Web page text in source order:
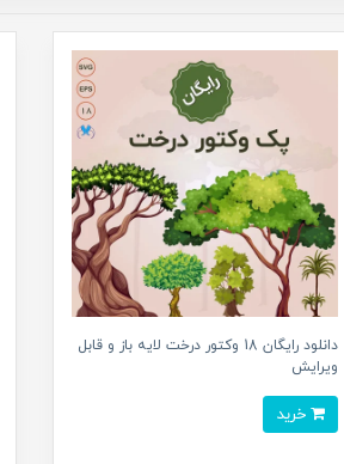
دانلود رایگان 18 وکتور درخت لایه باز و قابل
ویرایش
خرید